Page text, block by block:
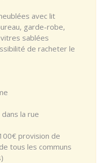
avec lit
garde-robe,
sablées
de racheter le
la rue
provision de
tous les communs